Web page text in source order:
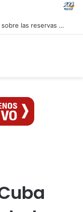
Trump ordena investigar la filtración sobre las reservas de municiones